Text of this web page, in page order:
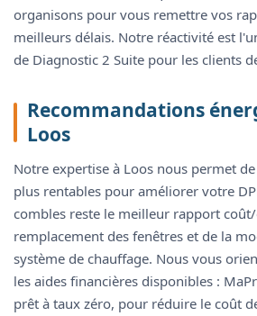
organisons pour vous remettre vos
meilleurs délais. Notre réactivité est
de Diagnostic 2 Suite pour les clients
Recommandations
Loos
Notre expertise à Loos nous permet
plus rentables pour améliorer votre
combles reste le meilleur rapport
remplacement des fenêtres et de la
système de chauffage. Nous vous
les aides financières disponibles :
prêt à taux zéro, pour réduire le coût